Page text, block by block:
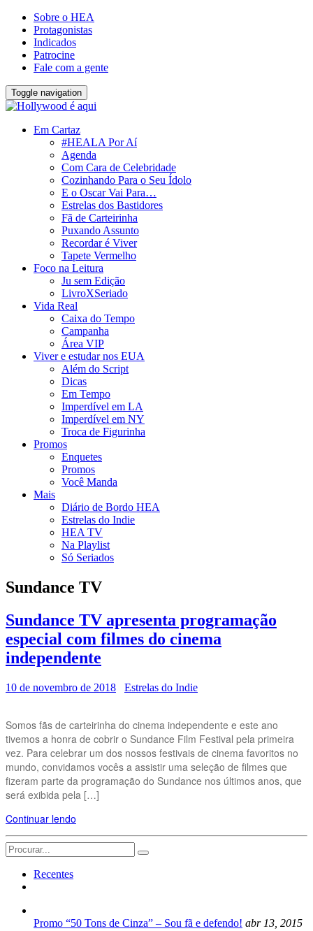
Sobre o HEA
Protagonistas
Indicados
Patrocine
Fale com a gente
Toggle navigation
Em Cartaz
#HEALA Por Aí
Agenda
Com Cara de Celebridade
Cozinhando Para o Seu Ídolo
E o Oscar Vai Para…
Estrelas dos Bastidores
Fã de Carteirinha
Puxando Assunto
Recordar é Viver
Tapete Vermelho
Foco na Leitura
Ju sem Edição
LivroXSeriado
Vida Real
Caixa do Tempo
Campanha
Área VIP
Viver e estudar nos EUA
Além do Script
Dicas
Em Tempo
Imperdível em LA
Imperdível em NY
Troca de Figurinha
Promos
Enquetes
Promos
Você Manda
Mais
Diário de Bordo HEA
Estrelas do Indie
HEA TV
Na Playlist
Só Seriados
Sundance TV
Sundance TV apresenta programação
especial com filmes do cinema
independente
10 de novembro de 2018 Estrelas do Indie
Somos fãs de carteirinha do cinema independente e este ano
tivemos a honra de cobrir o Sundance Film Festival pela primeira
vez. Para celebrar um dos nossos festivais de cinema favoritos no
mundo, convidamos vocês a assistir uma seleção de filmes que
fizeram parte da programação do Sundance nos últimos anos, que
será exibida pela […]
Continuar lendo
Search
for:
Recentes
Promo “50 Tons de Cinza” – Sou fã e defendo! abr 13, 2015